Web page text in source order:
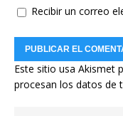
Recibir un correo
Este sitio usa Akismet
procesan los datos de